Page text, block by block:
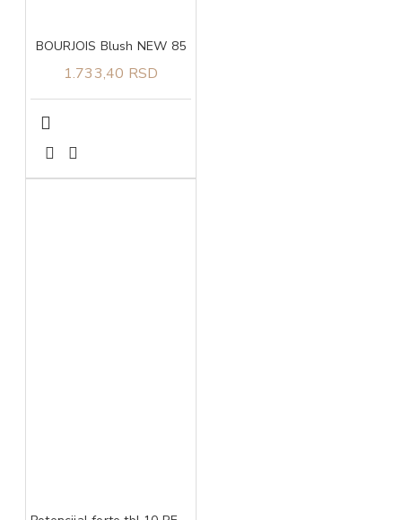
BOURJOIS Blush NEW 85
1.733,40 RSD